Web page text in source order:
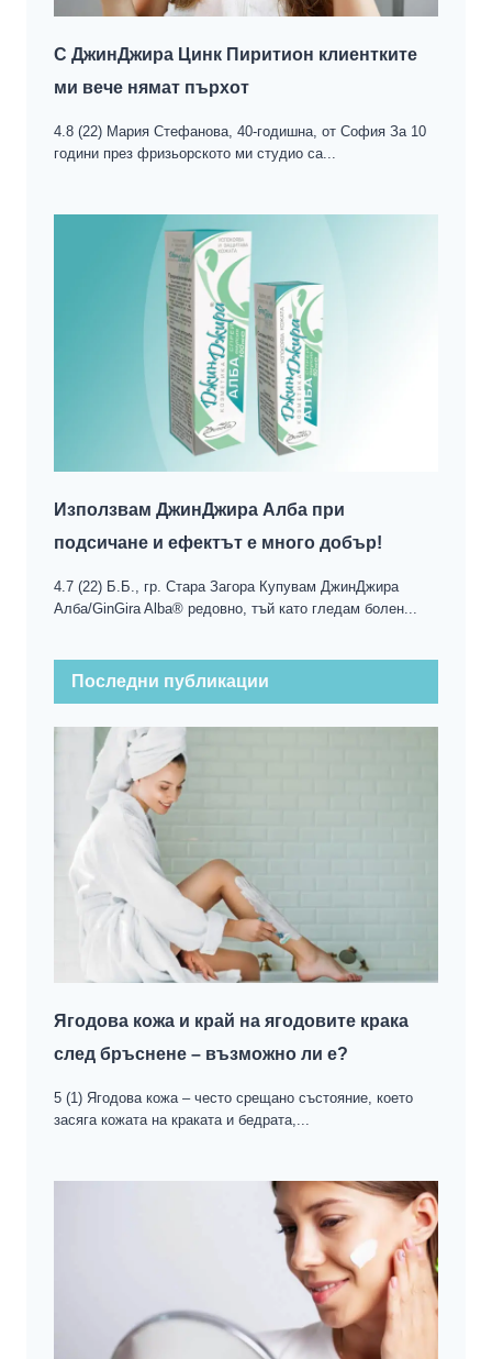
С ДжинДжира Цинк Пиритион клиентките
ми вече нямат пърхoт
4.8 (22) Мария Стефанова, 40-годишна, от София За 10
години през фризьорското ми студио са...
Използвам ДжинДжира Алба при
подсичане и ефектът е много добър!
4.7 (22) Б.Б., гр. Стара Загора Купувам ДжинДжира
Алба/GinGira Alba® редовно, тъй като гледам болен...
Последни публикации
Ягодова кожа и край на ягодовите крака
след бръснене – възможно ли е?
5 (1) Ягодова кожа – често срещано състояние, което
засяга кожата на краката и бедрата,...